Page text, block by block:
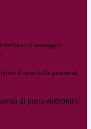
inviato un messaggio
il reset della password
di posta elettronica!